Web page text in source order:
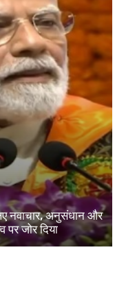
नवाचार, अनुसंधान और
पर जोर दिया